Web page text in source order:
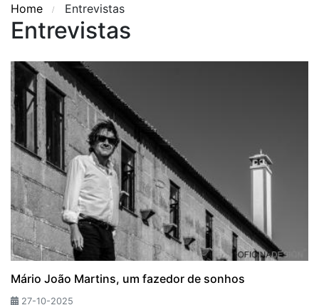
Home Entrevistas
Entrevistas
Mário João Martins, um fazedor de sonhos
27-10-2025